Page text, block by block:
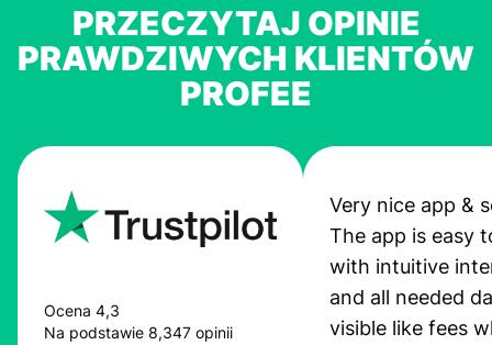
PRZECZYTAJ OPINIE
PRAWDZIWYCH KLIENTÓW
PROFEE
Ocena 4,3
Na podstawie 8,347 opinii
Very nice app &
The app is easy
with intuitive
and all needed
visible like fees